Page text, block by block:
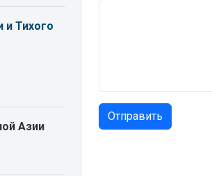
и Тихого
Азии